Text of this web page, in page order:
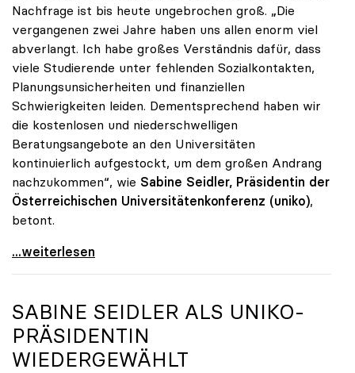
Nachfrage ist bis heute ungebrochen groß. „Die
vergangenen zwei Jahre haben uns allen enorm viel
abverlangt. Ich habe großes Verständnis dafür, dass
viele Studierende unter fehlenden Sozialkontakten,
Planungsunsicherheiten und finanziellen
Schwierigkeiten leiden. Dementsprechend haben wir
die kostenlosen und niederschwelligen
Beratungsangebote an den Universitäten
kontinuierlich aufgestockt, um dem großen Andrang
nachzukommen“, wie Sabine Seidler, Präsidentin der
Österreichischen Universitätenkonferenz (uniko),
betont.
Große Nachfrage: Psychologische Beratungen an Unis
...weiterlesen
SABINE SEIDLER ALS UNIKO-
PRÄSIDENTIN
WIEDERGEWÄHLT